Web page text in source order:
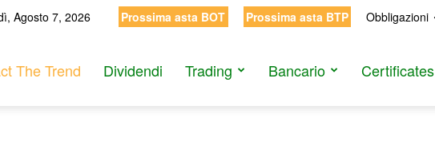
Agosto 7, 2026 Prossima asta BOT Prossima asta BTP Obbligazioni
The Trend Dividendi Trading Bancario Certificates